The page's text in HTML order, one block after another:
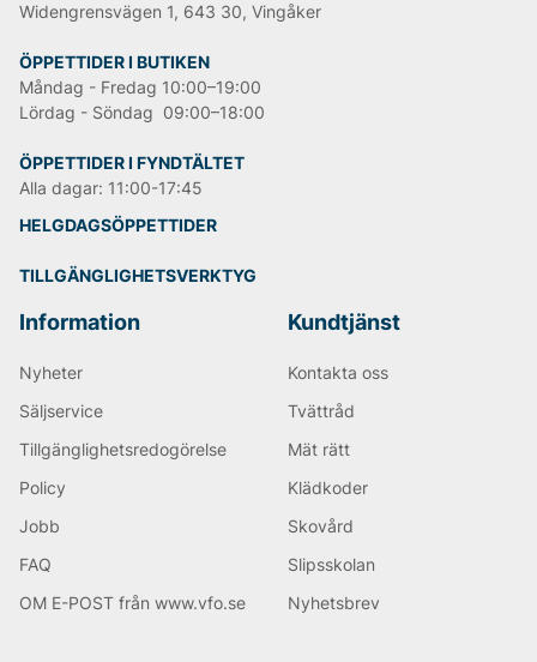
LEE
NN07
Tiger of Sweden
Replay
Oscar Jacobson
Widengrensvägen 1, 643 30, Vingåker
ÖPPETTIDER I BUTIKEN
Måndag - Fredag 10:00–19:00
Lördag - Söndag 09:00–18:00
ÖPPETTIDER I FYNDTÄLTET
Alla dagar: 11:00-17:45
HELGDAGSÖPPETTIDER
TILLGÄNGLIGHETSVERKTYG
Information
Nyheter
Säljservice
Tillgänglighetsredogörelse
Policy
Jobb
FAQ
OM E-POST från www.vfo.se
Kundtjänst
Kontakta oss
Tvättråd
Mät rätt
Klädkoder
Skovård
Slipsskolan
Nyhetsbrev